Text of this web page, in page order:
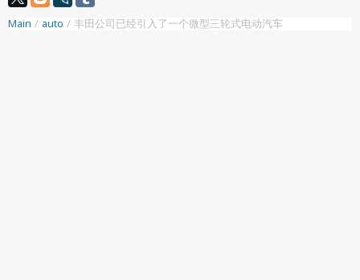
Main / auto / 丰田公司已经引入了一个微型三轮式电动汽车